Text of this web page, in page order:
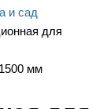
и сад
для